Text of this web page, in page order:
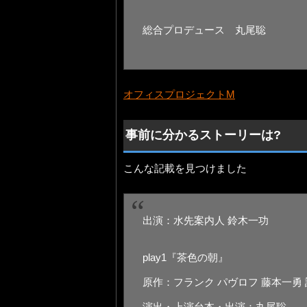
総合プロデュース 丸尾聡
オフィスプロジェクトM
事前に分かるストーリーは?
こんな記載を見つけました
出演：水先案内人 鈴木一功
play1『茶色の朝』
原作：フランク パヴロフ 藤本一勇